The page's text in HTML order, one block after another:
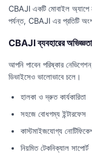
CBAJI একটি মোবাইল অ্যাপে
পর্যন্ত, CBAJI এর প্রতিটি
CBAJI ব্যবহারের অভিজ্ঞতা
আপনি পাবেন পরিষ্কার
ডিভাইসেও ভালোভাবে চলে।
হালকা ও দ্রুত কার্যকারিতা
সহজে বোধগম্য ইন্টারফেস
কাস্টমাইজযোগ্য
নিয়মিত টেকনিক্যাল সাপোর্ট